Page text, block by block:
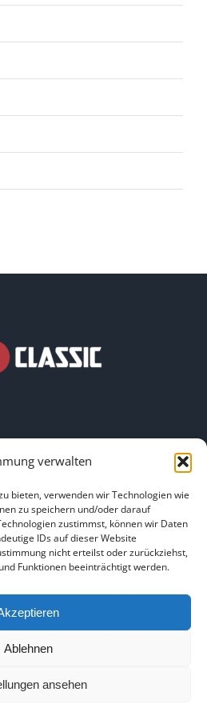
verwalten
bieten, verwenden wir Technologien wie
zu speichern und/oder darauf
zustimmst, können wir Daten
IDs auf dieser Website
nicht erteilst oder zurückziehst,
Funktionen beeinträchtigt werden.
Ablehnen
ansehen
|DATENSCHUTZ
2025